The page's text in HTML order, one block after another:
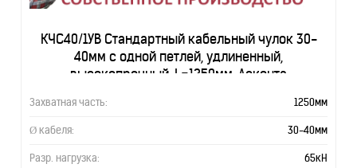
КЧС40/1УВ Стандартный кабельный чулок 30-
40мм с одной петлей, удлиненный,
высокопрочный, L=1250мм, Асконта
Захватная часть: 1250мм
Ø кабеля: 30-40мм
Разр. нагрузка: 65кН